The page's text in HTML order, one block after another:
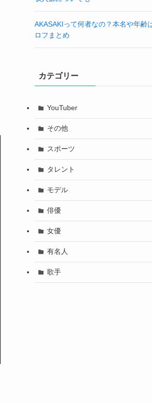
AKASAKIって何者なの？本名や年齢
ロフまとめ
カテゴリー
YouTuber
その他
スポーツ
タレント
モデル
俳優
女優
有名人
歌手